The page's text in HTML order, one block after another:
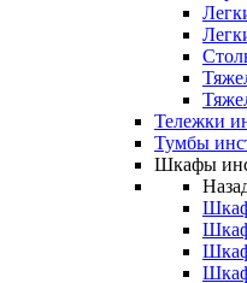
Тележки
Тумбы
Шкафы